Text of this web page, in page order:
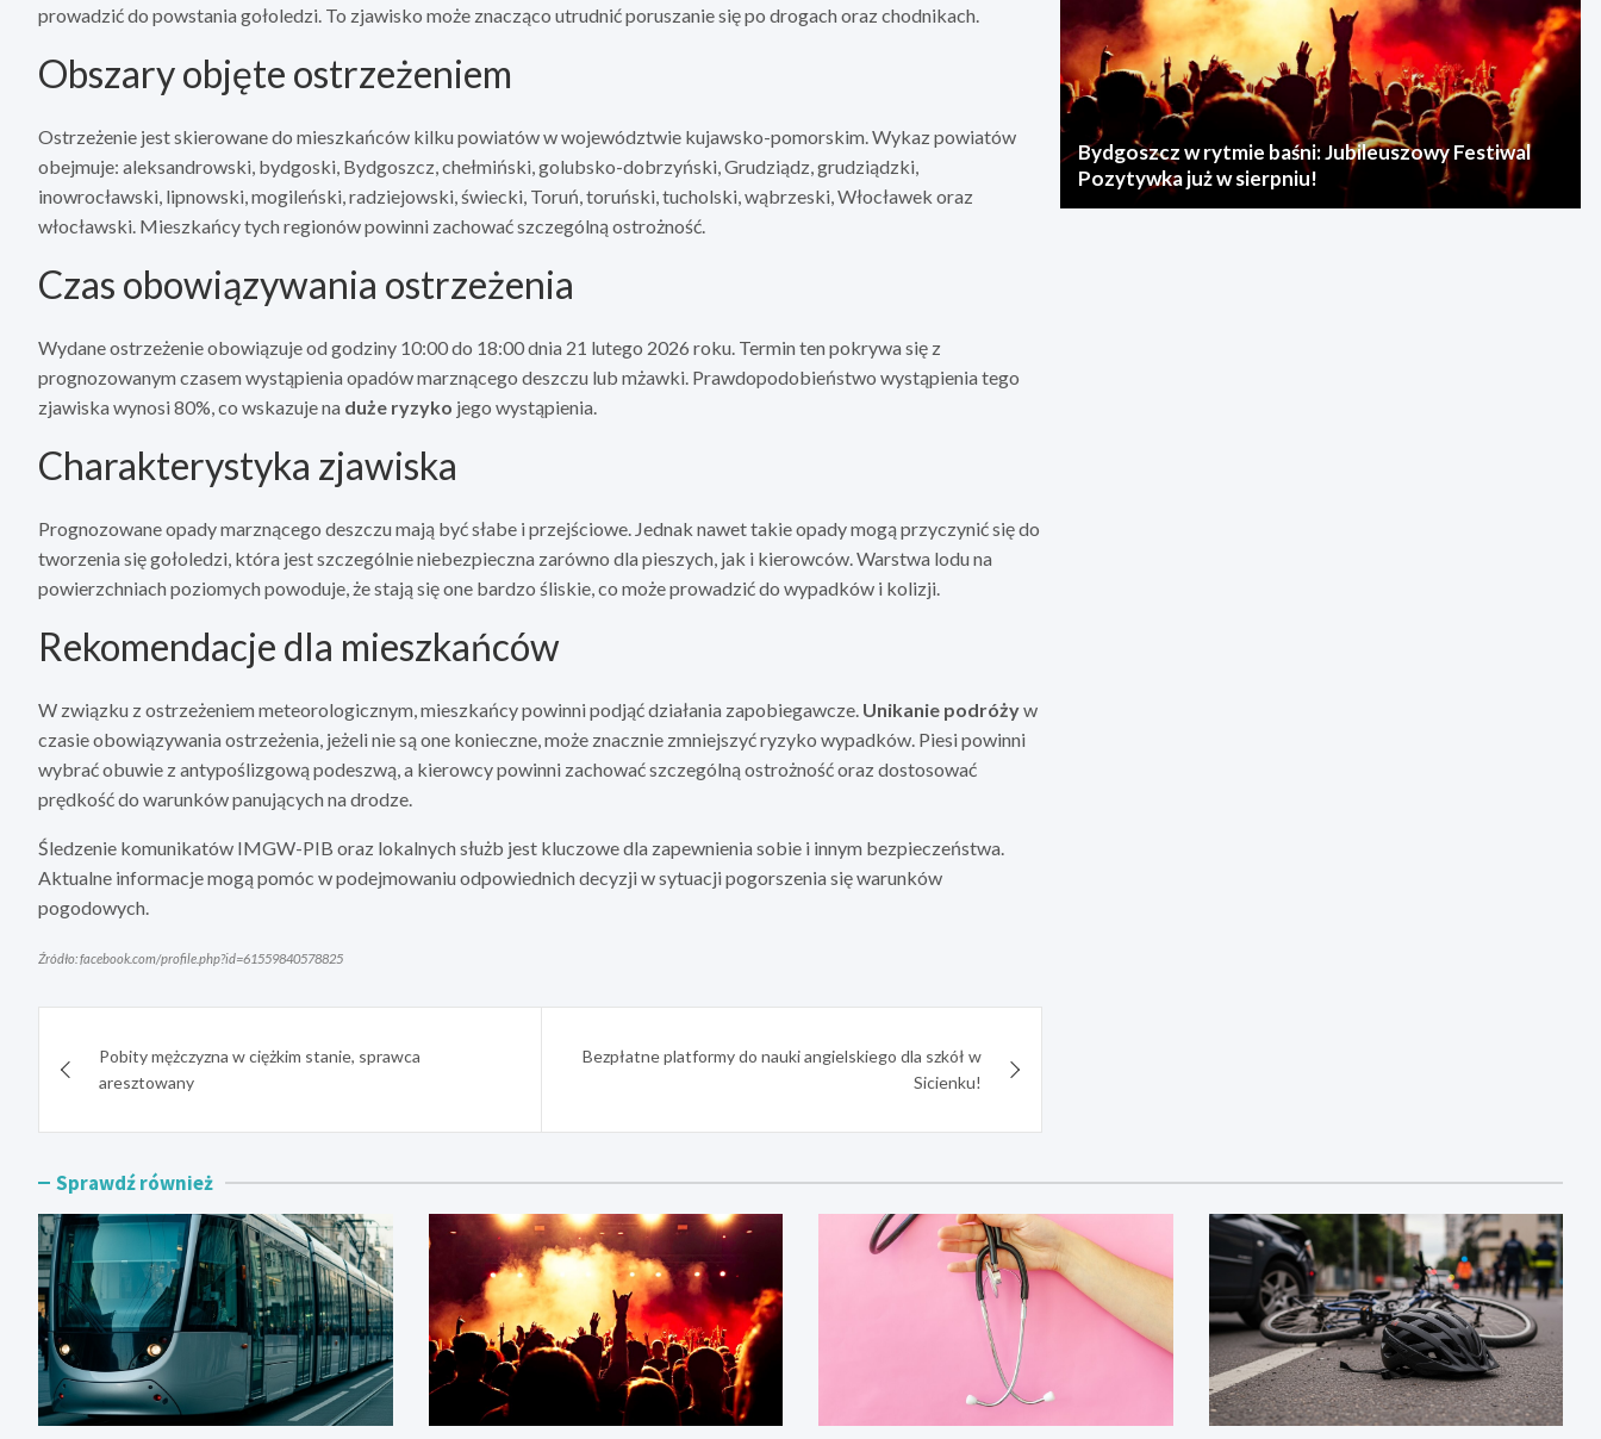
prowadzić do powstania gołoledzi. To zjawisko może znacząco utrudnić poruszanie się po drogach oraz chodnikach.
Obszary objęte ostrzeżeniem
Ostrzeżenie jest skierowane do mieszkańców kilku powiatów w województwie kujawsko-pomorskim. Wykaz powiatów
obejmuje: aleksandrowski, bydgoski, Bydgoszcz, chełmiński, golubsko-dobrzyński, Grudziądz, grudziądzki,
inowrocławski, lipnowski, mogileński, radziejowski, świecki, Toruń, toruński, tucholski, wąbrzeski, Włocławek oraz
włocławski. Mieszkańcy tych regionów powinni zachować szczególną ostrożność.
Czas obowiązywania ostrzeżenia
Wydane ostrzeżenie obowiązuje od godziny 10:00 do 18:00 dnia 21 lutego 2026 roku. Termin ten pokrywa się z
prognozowanym czasem wystąpienia opadów marznącego deszczu lub mżawki. Prawdopodobieństwo wystąpienia tego
zjawiska wynosi 80%, co wskazuje na duże ryzyko jego wystąpienia.
Charakterystyka zjawiska
Prognozowane opady marznącego deszczu mają być słabe i przejściowe. Jednak nawet takie opady mogą przyczynić się do
tworzenia się gołoledzi, która jest szczególnie niebezpieczna zarówno dla pieszych, jak i kierowców. Warstwa lodu na
powierzchniach poziomych powoduje, że stają się one bardzo śliskie, co może prowadzić do wypadków i kolizji.
Rekomendacje dla mieszkańców
W związku z ostrzeżeniem meteorologicznym, mieszkańcy powinni podjąć działania zapobiegawcze. Unikanie podróżyw
czasie obowiązywania ostrzeżenia, jeżeli nie są one konieczne, może znacznie zmniejszyć ryzyko wypadków. Piesi powinni
wybrać obuwie z antypoślizgową podeszwą, a kierowcy powinni zachować szczególną ostrożność oraz dostosować
prędkość do warunków panujących na drodze.
Śledzenie komunikatów IMGW-PIB oraz lokalnych służb jest kluczowe dla zapewnienia sobie i innym bezpieczeństwa.
Aktualne informacje mogą pomóc w podejmowaniu odpowiednich decyzji w sytuacji pogorszenia się warunków
pogodowych.
Źródło: facebook.com/profile.php?id=61559840578825
wpisuPobity mężczyzna w ciężkim stanie, sprawca
aresztowany
Bezpłatne platformy do nauki angielskiego dla szkół w
Sicienku!
Bydgoszcz w rytmie baśni: Jubileuszowy Festiwal
Pozytywka już w sierpniu!
Sprawdź również